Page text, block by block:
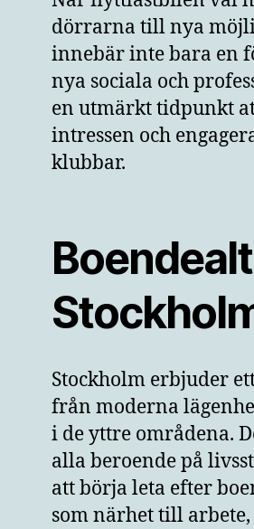
dörrarna till nya
innebär inte bara en
nya sociala och
en utmärkt tidpunkt
intressen och
klubbar.
Stockholm erbjuder
från moderna
i de yttre områdena.
alla beroende på
att börja leta efter
som närhet till